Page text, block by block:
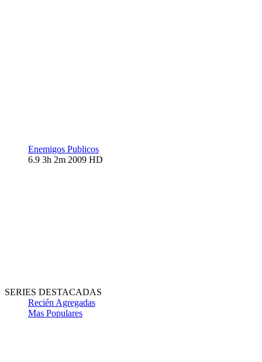
Enemigos Publicos
6.9 3h 2m 2009 HD
SERIES DESTACADAS
Recién Agregadas
Mas Populares